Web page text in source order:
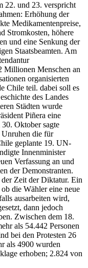
22. und 23. verspricht
Erhöhung der
Medikamentenpreise,
Stromkosten, höhere
und eine Senkung der
Staatsbeamten. Am
Millionen Menschen an
organisierten
Chile teil. dabei soll es
des Landes
Städten wurde
Piñera eine
Oktober sagte
Unruhen die für
geplante 19. UN-
Innenminister
Verfassung an und
der Demonstranten.
der Zeit der Diktatur. Ein
die Wähler eine neue
ausarbeiten wird,
dann jedoch
Zwischen dem 18.
als 54.442 Personen
bei den Protesten 26
als 4900 wurden
erhoben; 2.824 von